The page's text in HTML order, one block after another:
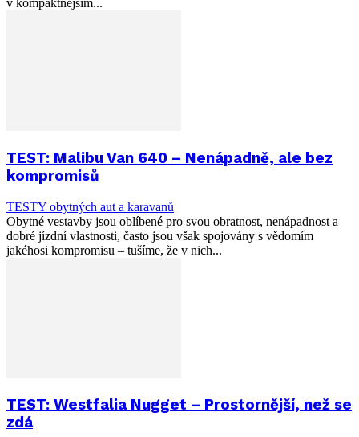
v kompaktnějším...
TEST: Malibu Van 640 – Nenápadně, ale bez
kompromisů
TESTY obytných aut a karavanů
Obytné vestavby jsou oblíbené pro svou obratnost, nenápadnost a
dobré jízdní vlastnosti, často jsou však spojovány s vědomím
jakéhosi kompromisu – tušíme, že v nich...
TEST: Westfalia Nugget – Prostornější, než se
zdá